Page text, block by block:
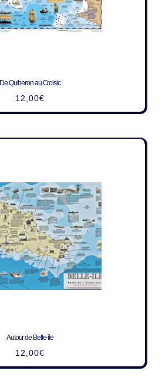
De Quiberon au Croisic
12,00€
Autour de Belle-île
12,00€